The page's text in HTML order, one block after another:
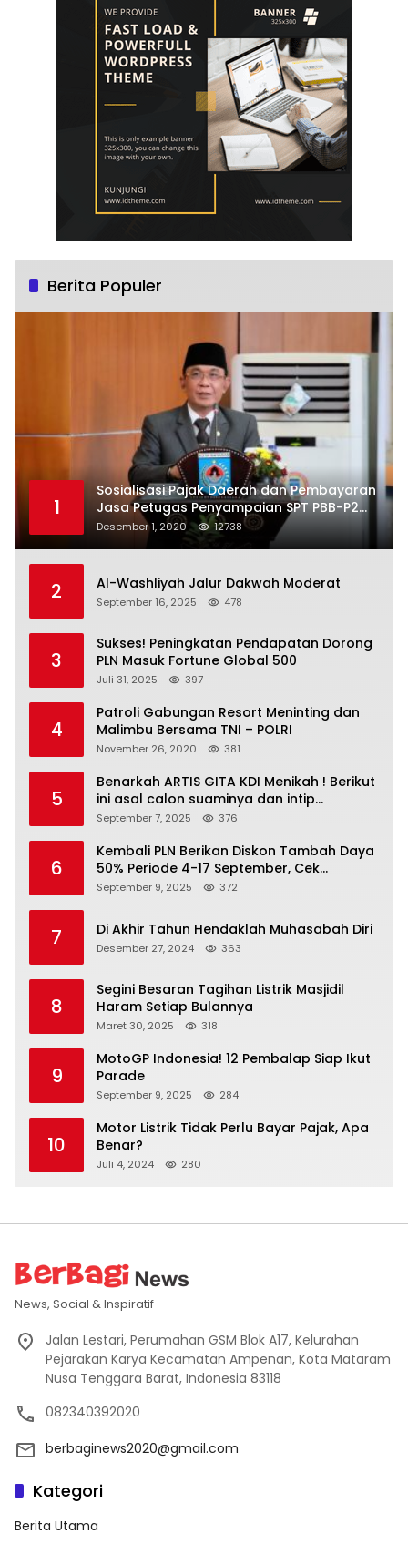
Berita Populer
1
Sosialisasi Pajak Daerah dan Pembayaran
Jasa Petugas Penyampaian SPT PBB-P2
Kota Mataram
Desember 1, 2020 12738
2 Al-Washliyah Jalur Dakwah Moderat
September 16, 2025 478
3
Sukses! Peningkatan Pendapatan Dorong
PLN Masuk Fortune Global 500
Juli 31, 2025 397
4
Patroli Gabungan Resort Meninting dan
Malimbu Bersama TNI – POLRI
November 26, 2020 381
5
Benarkah ARTIS GITA KDI Menikah ! Berikut
ini asal calon suaminya dan intip
undangannya
September 7, 2025 376
6
Kembali PLN Berikan Diskon Tambah Daya
50% Periode 4-17 September, Cek
Ketentuannya!
September 9, 2025 372
7 Di Akhir Tahun Hendaklah Muhasabah Diri
Desember 27, 2024 363
8
Segini Besaran Tagihan Listrik Masjidil
Haram Setiap Bulannya
Maret 30, 2025 318
9
MotoGP Indonesia! 12 Pembalap Siap Ikut
Parade
September 9, 2025 284
10
Motor Listrik Tidak Perlu Bayar Pajak, Apa
Benar?
Juli 4, 2024 280
News, Social & Inspiratif
Jalan Lestari, Perumahan GSM Blok A17, Kelurahan
Pejarakan Karya Kecamatan Ampenan, Kota Mataram
Nusa Tenggara Barat, Indonesia 83118
082340392020
berbaginews2020@gmail.com
Kategori
Berita Utama